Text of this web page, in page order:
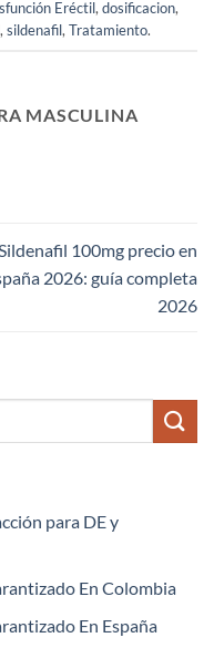
Eréctil,dosificacion,
,sildenafil,Tratamiento.
MASCULINA
100mg precio en
2026: guía completa
2026
para DE y
En Colombia
En España